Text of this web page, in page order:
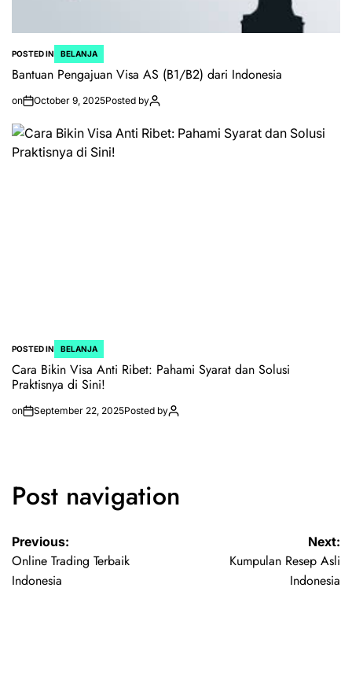
POSTED IN BELANJA
Bantuan Pengajuan Visa AS (B1/B2) dari Indonesia
on October 9, 2025Posted by
POSTED IN BELANJA
Cara Bikin Visa Anti Ribet: Pahami Syarat dan Solusi
Praktisnya di Sini!
on September 22, 2025Posted by
Post navigation
Previous:
Online Trading Terbaik
Indonesia
Next:
Kumpulan Resep Asli
Indonesia